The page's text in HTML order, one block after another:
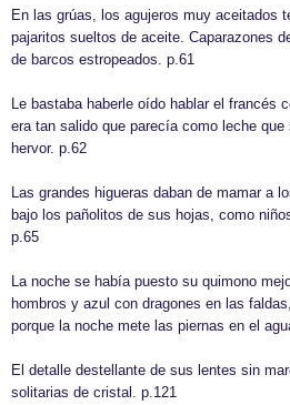
En las grúas, los agujeros muy aceitados
pajaritos sueltos de aceite. Caparazones
de barcos estropeados. p.61
Le bastaba haberle oído hablar el francés
era tan salido que parecía como leche
hervor. p.62
Las grandes higueras daban de mamar a
bajo los pañolitos de sus hojas, como
p.65
La noche se había puesto su quimono
hombros y azul con dragones en las
porque la noche mete las piernas en el
El detalle destellante de sus lentes sin
solitarias de cristal. p.121